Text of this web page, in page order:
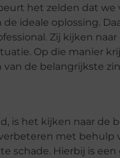
het zelden dat
ideale oplossing.
Zij kijken
Op die manier
de belangrijkste
is het kijken naar de
met behulp
schade. Hierbij is